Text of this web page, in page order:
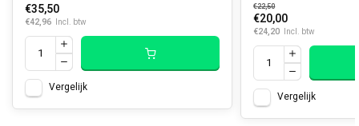
€35,50
€42,96 Incl. btw
Vergelijk
€22,50
€20,00
€24,20 Incl. btw
Vergelijk